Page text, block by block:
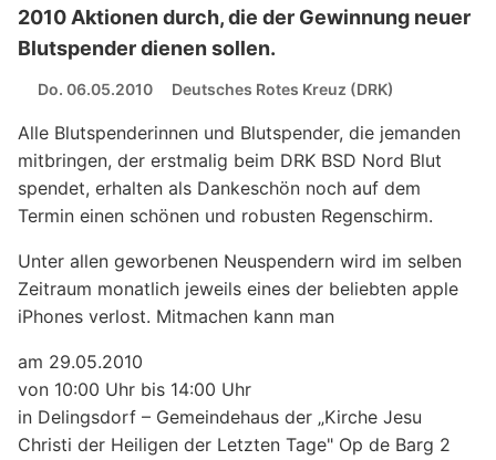
2010 Aktionen durch, die der Gewinnung neuer
Blutspender dienen sollen.
Do. 06.05.2010 Deutsches Rotes Kreuz (DRK)
Alle Blutspenderinnen und Blutspender, die jemanden
mitbringen, der erstmalig beim DRK BSD Nord Blut
spendet, erhalten als Dankeschön noch auf dem
Termin einen schönen und robusten Regenschirm.
Unter allen geworbenen Neuspendern wird im selben
Zeitraum monatlich jeweils eines der beliebten apple
iPhones verlost. Mitmachen kann man
am 29.05.2010
von 10:00 Uhr bis 14:00 Uhr
in Delingsdorf – Gemeindehaus der „Kirche Jesu
Christi der Heiligen der Letzten Tage" Op de Barg 2